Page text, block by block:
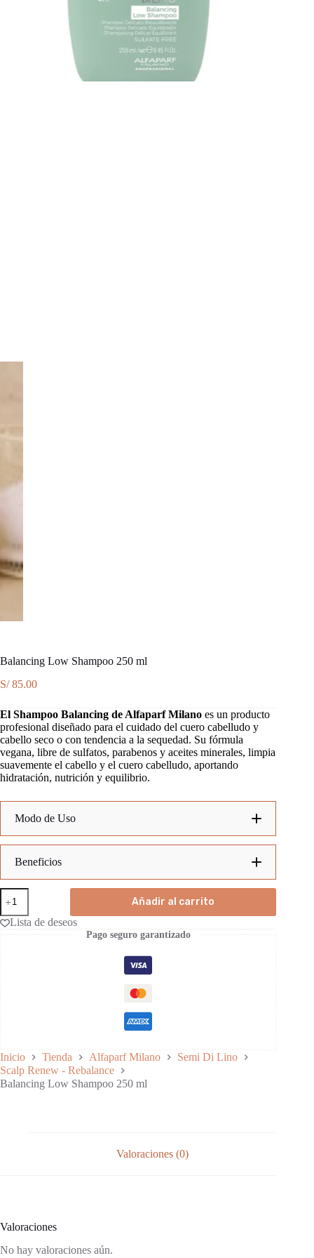
Balancing Low Shampoo 250 ml
S/85.00
El Shampoo Balancing de Alfaparf Milano es un producto
profesional diseñado para el cuidado del cuero cabelludo y
cabello seco o con tendencia a la sequedad. Su fórmula
vegana, libre de sulfatos, parabenos y aceites minerales, limpia
suavemente el cabello y el cuero cabelludo, aportando
hidratación, nutrición y equilibrio.
Modo de Uso
2.
Beneficios
Limpieza suave:
Hidrata y nutre:
Equilibra el cuero cabelludo:
Protección contra agentes externos:
Sin siliconas:
Balancing
Low
Shampoo
250
Añadir al carrito
Lista de deseos
Pago seguro garantizado
Inicio Tienda Alfaparf Milano
Semi Di Lino
Scalp Renew - Rebalance
Balancing Low Shampoo 250 ml
Valoraciones (0)
Valoraciones
No hay valoraciones aún.